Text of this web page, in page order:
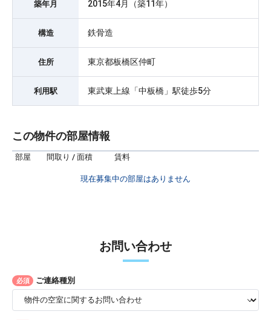
築年月 2015年4月（築11年）
構造 鉄骨造
住所 東京都板橋区仲町
利用駅 東武東上線「中板橋」駅徒歩5分
この物件の部屋情報
部屋 間取り / 面積 賃料
現在募集中の部屋はありません
お問い合わせ
必須 ご連絡種別